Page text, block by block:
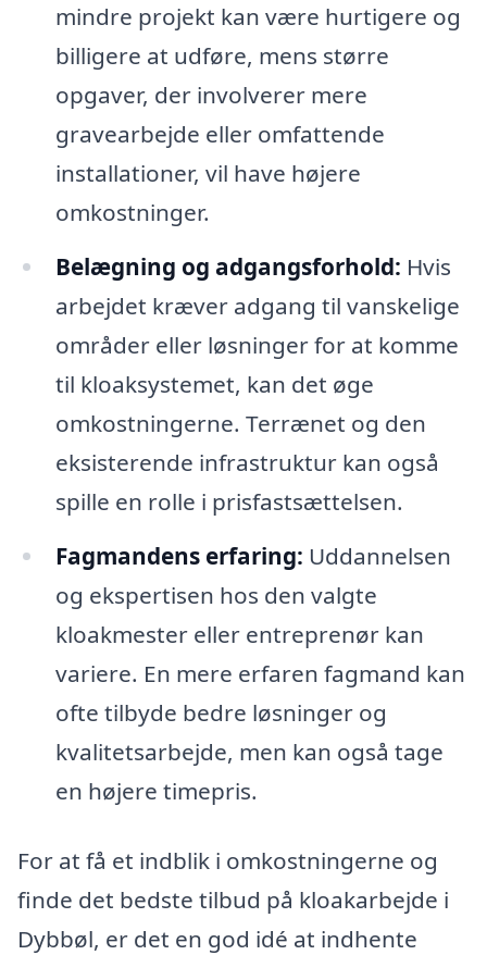
mindre projekt kan være hurtigere og
billigere at udføre, mens større
opgaver, der involverer mere
gravearbejde eller omfattende
installationer, vil have højere
omkostninger.
Belægning og adgangsforhold: Hvis
arbejdet kræver adgang til vanskelige
områder eller løsninger for at komme
til kloaksystemet, kan det øge
omkostningerne. Terrænet og den
eksisterende infrastruktur kan også
spille en rolle i prisfastsættelsen.
Fagmandens erfaring: Uddannelsen
og ekspertisen hos den valgte
kloakmester eller entreprenør kan
variere. En mere erfaren fagmand kan
ofte tilbyde bedre løsninger og
kvalitetsarbejde, men kan også tage
en højere timepris.
For at få et indblik i omkostningerne og
finde det bedste tilbud på kloakarbejde i
Dybbøl, er det en god idé at indhente